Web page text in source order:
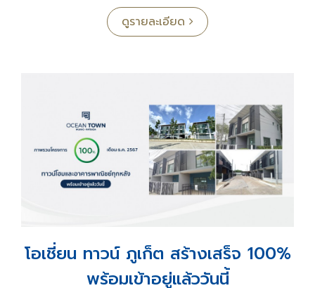
แรงและปลอดภัยของอาคารทุกโครงการ หลังเกิด
เหตุการณ์แผ่นดินไหวเมื่อวันที่ 28 มีนาคม 2568 ที่ผ่านมา
โดยส่งทีมผู้เชี่ยวชาญเข้าตรวจสอบอย่างละเอียดในทุก
จากผลการตรวจสอบพบว่า ทุกโครงการมีความแข็งแรง
และปลอดภัย 100% ลูกบ้านในโครงการต่างๆ และผู้ใช้
บริการอาคารสำนักงานทุกเเห่ง สามารถเข้าใช้งานได้
อย่างมั่นใจ
โครงการและความปลอดภัยสูงสุดเสมอมา
ดูรายละเอียด
โอเชี่ยน ทาวน์ ภูเก็ต สร้างเสร็จ 100%
พร้อมเข้าอยู่แล้ววันนี้